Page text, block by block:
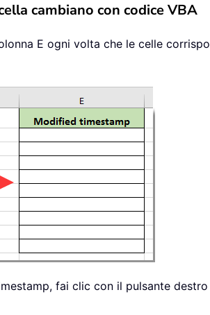
cambiano con codice VBA
E ogni volta che le celle
fai clic con il pulsante